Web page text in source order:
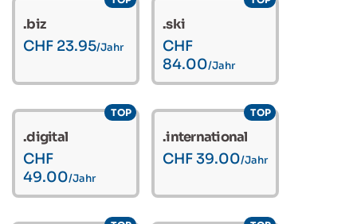
.biz
CHF 23.95/Jahr
.ski
CHF
84.00/Jahr
.digital
CHF
49.00/Jahr
TOP
.international
CHF 39.00/Jahr
TOP